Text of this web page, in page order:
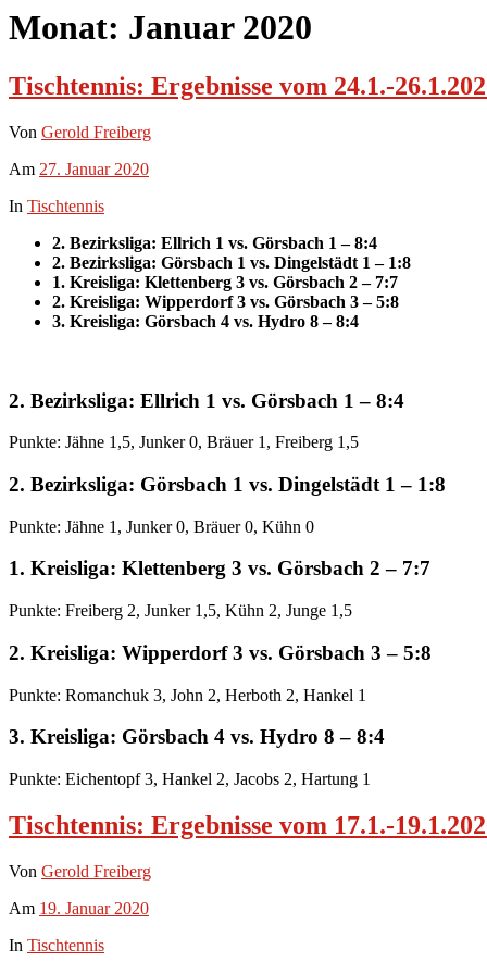
Monat: Januar 2020
Tischtennis: Ergebnisse vom 24.1.-
Von Gerold Freiberg
Am 27. Januar 2020
In Tischtennis
2. Bezirksliga: Ellrich 1 vs. Görsbach 1 – 8:4
2. Bezirksliga: Görsbach 1 vs. Dingelstädt 1 – 1:8
1. Kreisliga: Klettenberg 3 vs. Görsbach 2 – 7:7
2. Kreisliga: Wipperdorf 3 vs. Görsbach 3 – 5:8
3. Kreisliga: Görsbach 4 vs. Hydro 8 – 8:4
2. Bezirksliga: Ellrich 1 vs. Görsbach 1 – 8:4
Punkte: Jähne 1,5, Junker 0, Bräuer 1, Freiberg 1,5
2. Bezirksliga: Görsbach 1 vs. Dingelstädt 1 – 1:8
Punkte: Jähne 1, Junker 0, Bräuer 0, Kühn 0
1. Kreisliga: Klettenberg 3 vs. Görsbach 2 – 7:7
Punkte: Freiberg 2, Junker 1,5, Kühn 2, Junge 1,5
2. Kreisliga: Wipperdorf 3 vs. Görsbach 3 – 5:8
Punkte: Romanchuk 3, John 2, Herboth 2, Hankel 1
3. Kreisliga: Görsbach 4 vs. Hydro 8 – 8:4
Punkte: Eichentopf 3, Hankel 2, Jacobs 2, Hartung 1
Tischtennis: Ergebnisse vom 17.1.-
Von Gerold Freiberg
Am 19. Januar 2020
In Tischtennis